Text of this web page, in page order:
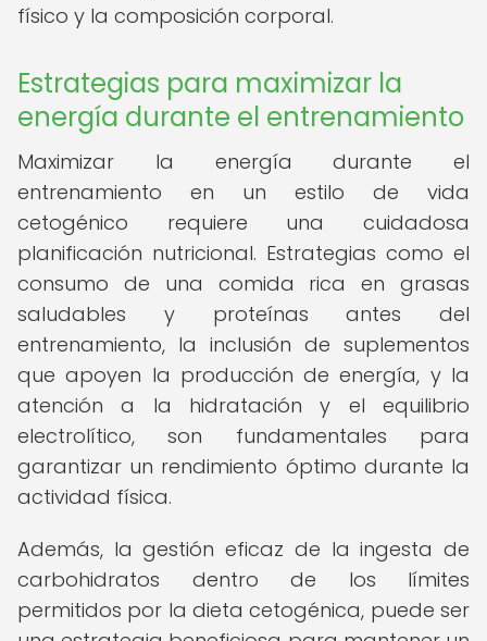
físico y la composición corporal.
Estrategias para maximizar la
energía durante el entrenamiento
Maximizar la energía durante el
entrenamiento en un estilo de vida
cetogénico requiere una cuidadosa
planificación nutricional. Estrategias como el
consumo de una comida rica en grasas
saludables y proteínas antes del
entrenamiento, la inclusión de suplementos
que apoyen la producción de energía, y la
atención a la hidratación y el equilibrio
electrolítico, son fundamentales para
garantizar un rendimiento óptimo durante la
actividad física.
Además, la gestión eficaz de la ingesta de
carbohidratos dentro de los límites
permitidos por la dieta cetogénica, puede ser